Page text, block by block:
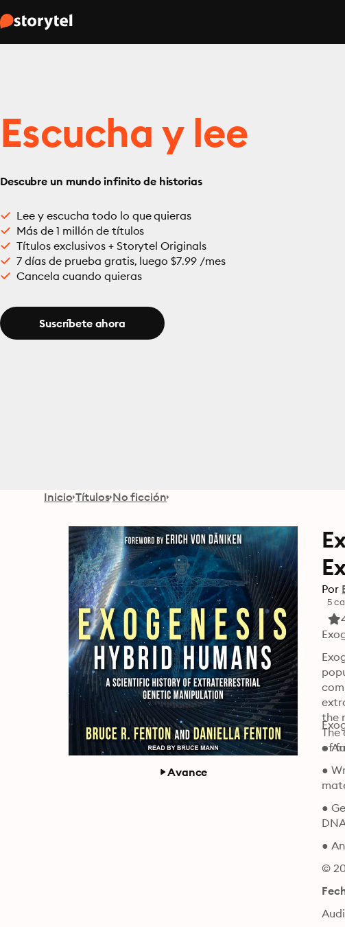
Escucha y lee
Descubre un mundo infinito de historias
Lee y escucha todo lo que quieras
Más de 1 millón de títulos
Títulos exclusivos + Storytel Originals
7 días de prueba gratis, luego $7.99 /mes
Cancela cuando quieras
Suscríbete ahora
Inicio Títulos No ficción
Avance
Por
5
the
The
of
●
●
●
●
©